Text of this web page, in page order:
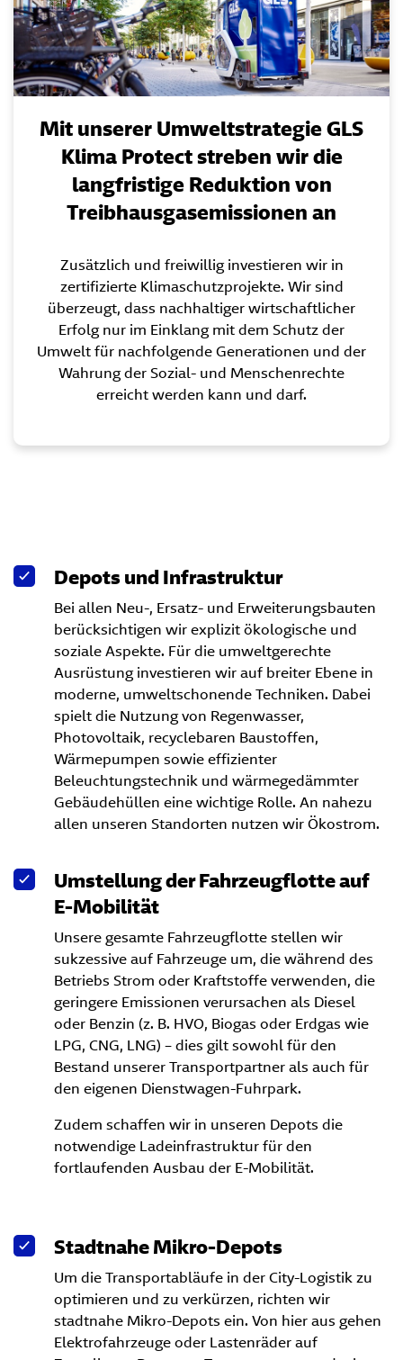
Mit unserer Umweltstrategie GLS
Klima Protectstreben wir die
langfristige Reduktion von
Treibhausgasemissionen an
Zusätzlich und freiwillig investieren wir in
zertifizierte Klimaschutzprojekte. Wir sind
überzeugt, dass nachhaltiger wirtschaftlicher
Erfolg nur im Einklang mit dem Schutz der
Umwelt für nachfolgende Generationen und der
Wahrung der Sozial- und Menschenrechte
erreicht werden kann und darf.
Depots und Infrastruktur
Bei allen Neu-, Ersatz- und Erweiterungsbauten
berücksichtigen wir explizit ökologische und
soziale Aspekte. Für die umweltgerechte
Ausrüstung investieren wir auf breiter Ebene in
moderne, umweltschonende Techniken. Dabei
spielt die Nutzung von Regenwasser,
Photovoltaik, recyclebaren Baustoffen,
Wärmepumpen sowie effizienter
Beleuchtungstechnik und wärmegedämmter
Gebäudehüllen eine wichtige Rolle. An nahezu
allen unseren Standorten nutzen wir Ökostrom.
Umstellung der Fahrzeugflotte auf
E-Mobilität
Unsere gesamte Fahrzeugflotte stellen wir
sukzessive auf Fahrzeuge um, die während des
Betriebs Strom oder Kraftstoffe verwenden, die
geringere Emissionen verursachen als Diesel
oder Benzin (z. B. HVO, Biogas oder Erdgas wie
LPG, CNG, LNG) – dies gilt sowohl für den
Bestand unserer Transportpartner als auch für
den eigenen Dienstwagen-Fuhrpark.
Zudem schaffen wir in unseren Depots die
notwendige Ladeinfrastruktur für den
fortlaufenden Ausbau der E-Mobilität.
Stadtnahe Mikro-Depots
Um die Transportabläufe in der City-Logistik zu
optimieren und zu verkürzen, richten wir
stadtnahe Mikro-Depots ein. Von hier aus gehen
Elektrofahrzeuge oder Lastenräder auf